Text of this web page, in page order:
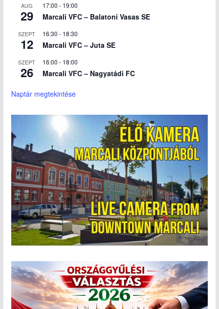
AUG
29
17:00 - 19:00
Marcali VFC – Balatoni Vasas SE
SZEPT
12
16:30 - 18:30
Marcali VFC – Juta SE
SZEPT
26
16:00 - 18:00
Marcali VFC – Nagyatádi FC
Naptár megtekintése